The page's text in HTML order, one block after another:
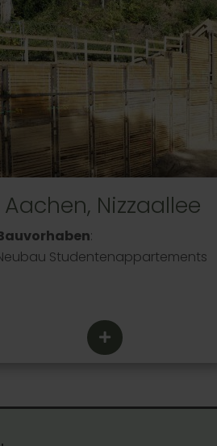
Aachen, Nizzaallee
:
Studentenappartements